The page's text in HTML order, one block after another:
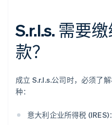
S.r.l.s. 需要
款？
成立 S.r.l.s.公司时，必须了
种：
意大利企业所得税 (IRES)：